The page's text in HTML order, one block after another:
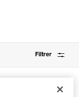
Filtrer